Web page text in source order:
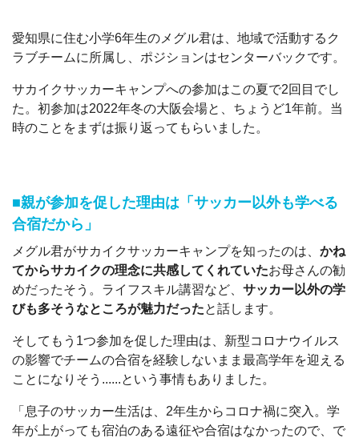
愛知県に住む小学6年生のメグル君は、地域で活動するク
ラブチームに所属し、ポジションはセンターバックです。
サカイクサッカーキャンプへの参加はこの夏で2回目でし
た。初参加は2022年冬の大阪会場と、ちょうど1年前。当
時のことをまずは振り返ってもらいました。
■親が参加を促した理由は「サッカー以外も学べる
合宿だから」
メグル君がサカイクサッカーキャンプを知ったのは、 かね
てからサカイクの理念に共感してくれていたお母さんの勧
めだったそう。ライフスキル講習など、 サッカー以外の学
びも多そうなところが魅力だったと話します。
そしてもう1つ参加を促した理由は、新型コロナウイルス
の影響でチームの合宿を経験しないまま最高学年を迎える
ことになりそう......という事情もありました。
「息子のサッカー生活は、2年生からコロナ禍に突入。学
年が上がっても宿泊のある遠征や合宿はなかったので、で